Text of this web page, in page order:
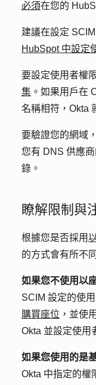
必須在您的
建議在設定
HubSpot 中設定
要設定使用者權
集 。如果用戶在
名稱相符，Okta
要驗證您的網域
您有 DNS 供應
錄。
瞭解限制與
根據您是否採用
的方式會有所不同
如果您不使用以
SCIM 設定的使
購買座位 ，並使
Okta 並設定使用
如果您使用的是
Okta 中指定的權